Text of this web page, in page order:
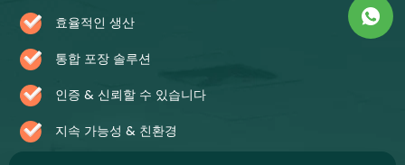
효율적인 생산
통합 포장 솔루션
인증 & 신뢰할 수 있습니다
지속 가능성 & 친환경